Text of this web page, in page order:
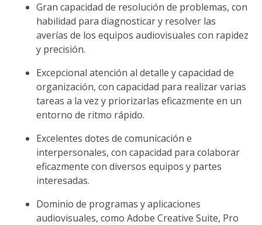
Gran capacidad de resolución de problemas, con
habilidad para diagnosticar y resolver las
averías de los equipos audiovisuales con rapidez
y precisión.
Excepcional atención al detalle y capacidad de
organización, con capacidad para realizar varias
tareas a la vez y priorizarlas eficazmente en un
entorno de ritmo rápido.
Excelentes dotes de comunicación e
interpersonales, con capacidad para colaborar
eficazmente con diversos equipos y partes
interesadas.
Dominio de programas y aplicaciones
audiovisuales, como Adobe Creative Suite, Pro